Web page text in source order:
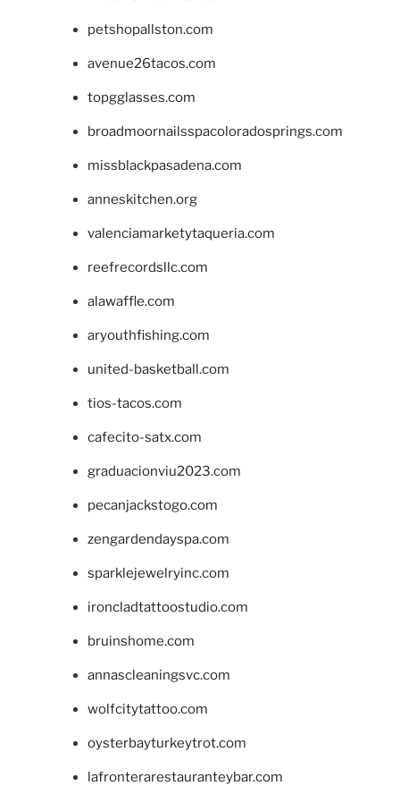
petshopallston.com
avenue26tacos.com
topgglasses.com
broadmoornailsspacoloradosprings.com
missblackpasadena.com
anneskitchen.org
valenciamarketytaqueria.com
reefrecordsllc.com
alawaffle.com
aryouthfishing.com
united-basketball.com
tios-tacos.com
cafecito-satx.com
graduacionviu2023.com
pecanjackstogo.com
zengardendayspa.com
sparklejewelryinc.com
ironcladtattoostudio.com
bruinshome.com
annascleaningsvc.com
wolfcitytattoo.com
oysterbayturkeytrot.com
lafronterarestauranteybar.com